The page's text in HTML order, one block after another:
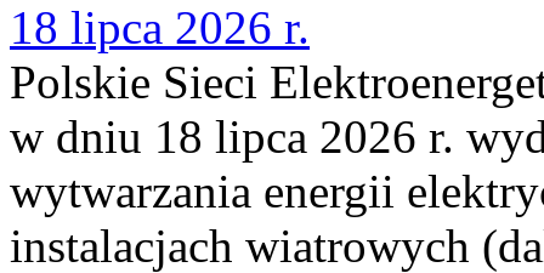
18 lipca 2026 r.
Polskie Sieci
w dniu 18 lipca 2026 r.
wytwarzania energii
instalacjach wiatrowych